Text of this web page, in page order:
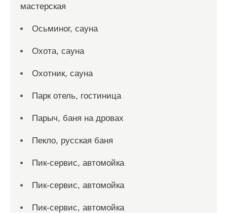
мастерская
Осьминог, сауна
Охота, сауна
Охотник, сауна
Парк отель, гостиница
Парыч, баня на дровах
Пекло, русская баня
Пик-сервис, автомойка
Пик-сервис, автомойка
Пик-сервис, автомойка